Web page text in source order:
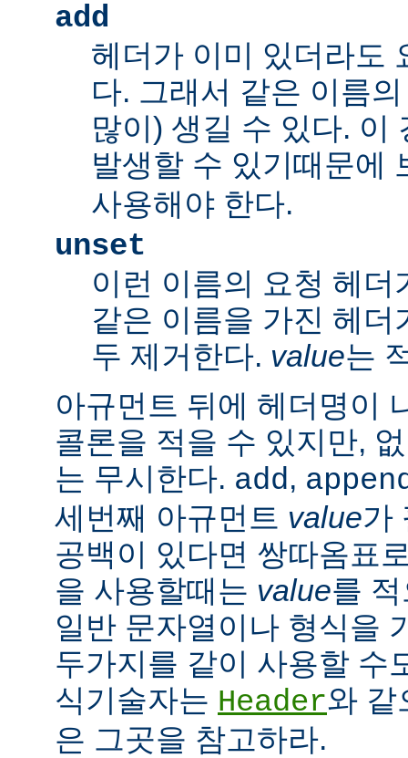
add
헤더가 이미 있더라도
다. 그래서 같은 이름
많이) 생길 수 있다. 이
발생할 수 있기때문에
사용해야 한다.
unset
이런 이름의 요청 헤
같은 이름을 가진 헤
두 제거한다. value는
아규먼트 뒤에 헤더명이
콜론을 적을 수 있지만,
는 무시한다. add,
세번째 아규먼트 value가
공백이 있다면 쌍따옴표
을 사용할때는 value를
일반 문자열이나 형식을
두가지를 같이 사용할 수
식기술자는 Header와 같
은 그곳을 참고하라.